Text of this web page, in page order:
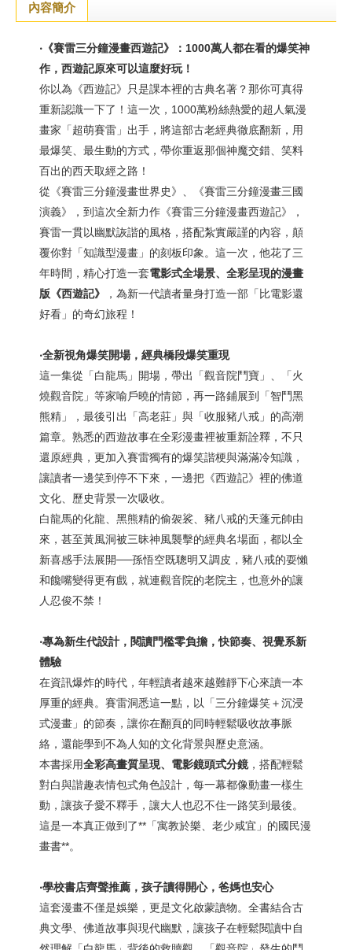
內容簡介
‧《賽雷三分鐘漫畫西遊記》：1000萬人都在看的爆笑神
作，西遊記原來可以這麼好玩！
你以為《西遊記》只是課本裡的古典名著？那你可真得
重新認識一下了！這一次，1000萬粉絲熱愛的超人氣漫
畫家「超萌賽雷」出手，將這部古老經典徹底翻新，用
最爆笑、最生動的方式，帶你重返那個神魔交錯、笑料
百出的西天取經之路！
從《賽雷三分鐘漫畫世界史》、《賽雷三分鐘漫畫三國
演義》，到這次全新力作《賽雷三分鐘漫畫西遊記》，
賽雷一貫以幽默詼諧的風格，搭配紮實嚴謹的內容，顛
覆你對「知識型漫畫」的刻板印象。這一次，他花了三
年時間，精心打造一套電影式全場景、全彩呈現的漫畫
版《西遊記》
，為新一代讀者量身打造一部「比電影還
好看」的奇幻旅程！
‧全新視角爆笑開場，經典橋段爆笑重現
這一集從「白龍馬」開場，帶出「觀音院鬥寶」、「火
燒觀音院」等家喻戶曉的情節，再一路鋪展到「智鬥黑
熊精」，最後引出「高老莊」與「收服豬八戒」的高潮
篇章。熟悉的西遊故事在全彩漫畫裡被重新詮釋，不只
還原經典，更加入賽雷獨有的爆笑諧梗與滿滿冷知識，
讓讀者一邊笑到停不下來，一邊把《西遊記》裡的佛道
文化、歷史背景一次吸收。
白龍馬的化龍、黑熊精的偷袈裟、豬八戒的天蓬元帥由
來，甚至黃風洞被三昧神風襲擊的經典名場面，都以全
新喜感手法展開──孫悟空既聰明又調皮，豬八戒的耍懶
和饞嘴變得更有戲，就連觀音院的老院主，也意外的讓
人忍俊不禁！
‧專為新生代設計，閱讀門檻零負擔，快節奏、視覺系新
體驗
在資訊爆炸的時代，年輕讀者越來越難靜下心來讀一本
厚重的經典。賽雷洞悉這一點，以「三分鐘爆笑＋沉浸
式漫畫」的節奏，讓你在翻頁的同時輕鬆吸收故事脈
絡，還能學到不為人知的文化背景與歷史意涵。
本書採用全彩高畫質呈現、電影鏡頭式分鏡，搭配輕鬆
對白與諧趣表情包式角色設計，每一幕都像動畫一樣生
動，讓孩子愛不釋手，讓大人也忍不住一路笑到最後。
這是一本真正做到了**「寓教於樂、老少咸宜」的國民漫
畫書**。
‧學校書店齊聲推薦，孩子讀得開心，爸媽也安心
這套漫畫不僅是娛樂，更是文化啟蒙讀物。全書結合古
典文學、佛道故事與現代幽默，讓孩子在輕鬆閱讀中自